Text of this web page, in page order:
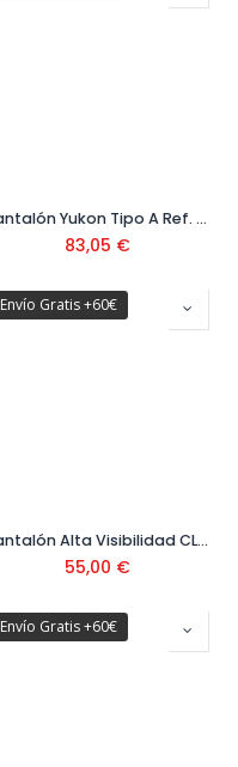
Pantalón Yukon Tipo A Ref. 295435
83,05 €
Envío Gratis +60€
Pantalón Alta Visibilidad CL 1 369 Amarillo Fosforito Ref.76492
55,00 €
Envío Gratis +60€